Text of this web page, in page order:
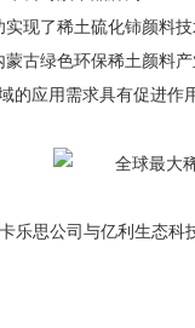
现了稀土硫化铈颜料
古绿色环保稀土颜料
的应用需求具有促进作
乐思公司与亿利生态科